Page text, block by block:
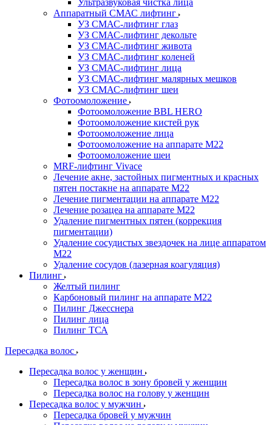
Ультразвуковая чистка лица
Аппаратный СМАС лифтинг
УЗ СМАС-лифтинг глаз
УЗ СМАС-лифтинг декольте
УЗ СМАС-лифтинг живота
УЗ СМАС-лифтинг коленей
УЗ СМАС-лифтинг лица
УЗ СМАС-лифтинг малярных мешков
УЗ СМАС-лифтинг шеи
Фотоомоложение
Фотоомоложение BBL HERO
Фотоомоложение кистей рук
Фотоомоложение лица
Фотоомоложение на аппарате M22
Фотоомоложение шеи
MRF-лифтинг Vivace
Лечение акне, застойных пигментных и красных
пятен постакне на аппарате М22
Лечение пигментации на аппарате М22
Лечение розацеа на аппарате M22
Удаление пигментных пятен (коррекция
пигментации)
Удаление сосудистых звездочек на лице аппаратом
М22
Удаление сосудов (лазерная коагуляция)
Пилинг
Желтый пилинг
Карбоновый пилинг на аппарате M22
Пилинг Джесснера
Пилинг лица
Пилинг ТСА
Пересадка волос
Пересадка волос у женщин
Пересадка волос в зону бровей у женщин
Пересадка волос на голову у женщин
Пересадка волос у мужчин
Пересадка бровей у мужчин